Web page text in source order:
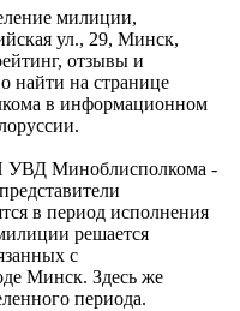
милиции,
ул., 29, Минск,
отзывы и
найти на странице
в информационном
УВД Миноблисполкома -
в период исполнения
решается
с
Минск. Здесь же
периода.